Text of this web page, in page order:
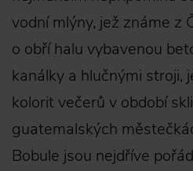
vodní mlýny, jež známe z
o obří halu vybavenou
kanálky a hlučnými stroji,
kolorit večerů v období
guatemalských
Bobule jsou nejdříve